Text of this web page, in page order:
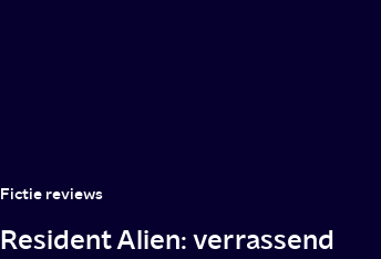
Fictie reviews
Resident Alien: verrassend